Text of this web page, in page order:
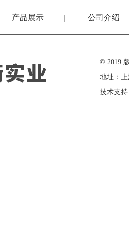
产品展示 | 公司介绍
© 2019
地址：
技术支